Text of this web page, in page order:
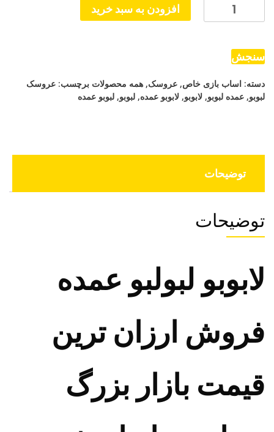
لبولبو
مک
عدد
افزودن به سبد خرید
سنجش
دسته: اساب بازی خاص, عروسک, همه محصولات برچسب: عروسک
لبوبو, عمده لبوبو, لابوبو, لابوبو عمده, لبوبو, لبوبو عمده
توضیحات
توضیحات
لابوبو لبولبو عمده
فروش ارزان ترین
قیمت بازار بزرگ